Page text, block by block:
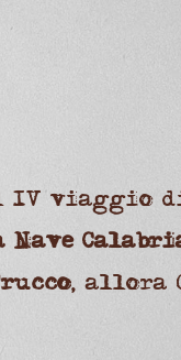
IV viaggio
Nave
, allora